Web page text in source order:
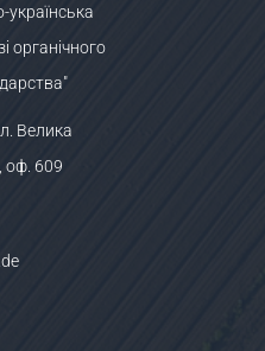
українська
органічного
Велика
оф. 609